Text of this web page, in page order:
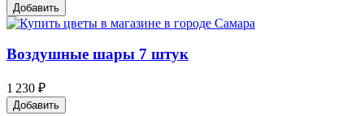
Добавить
Воздушные шары 7 штук
1 230 ₽
Добавить